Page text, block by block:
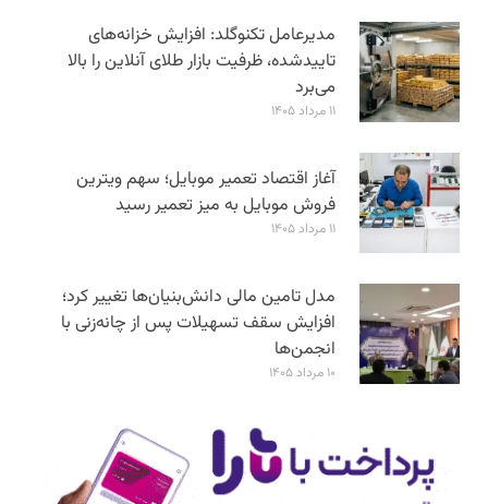
مدیرعامل تکنوگلد: افزایش خزانه‌های
تاییدشده، ظرفیت بازار طلای آنلاین را بالا
می‌برد
۱۱ مرداد ۱۴۰۵
آغاز اقتصاد تعمیر موبایل؛ سهم ویترین
فروش موبایل به میز تعمیر رسید
۱۱ مرداد ۱۴۰۵
مدل تامین مالی دانش‌بنیان‌ها تغییر کرد؛
افزایش سقف تسهیلات پس از چانه‌زنی با
انجمن‌ها
۱۰ مرداد ۱۴۰۵